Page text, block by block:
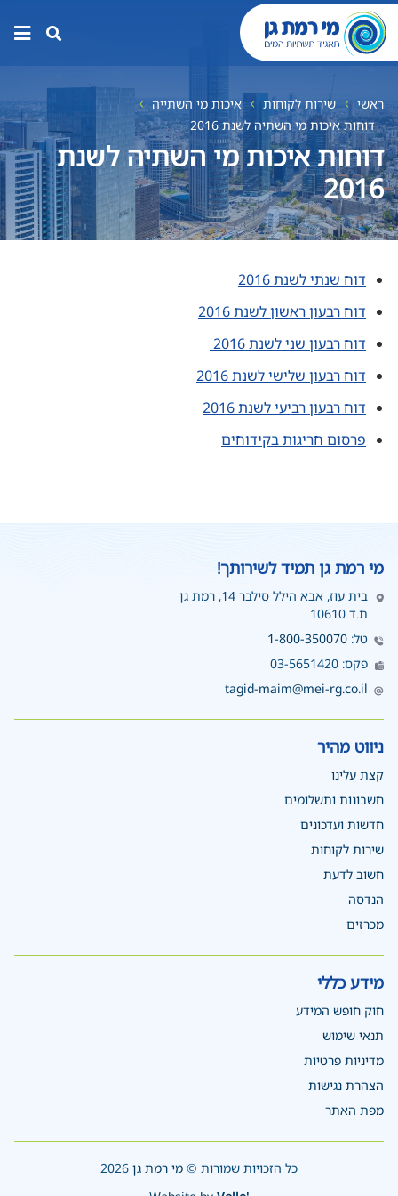
ראשי שירות לקוחות
איכות מי השתייה
דוחות איכות מי השתיה לשנת 2016
דוחות איכות מי השתיה לשנת
2016
דוח שנתי לשנת 2016
דוח רבעון ראשון לשנת 2016
דוח רבעון שני לשנת 2016
דוח רבעון שלישי לשנת 2016
דוח רבעון רביעי לשנת 2016
פרסום חריגות בקידוחים
מי רמת גן תמיד לשירותך!
בית עוז, אבא הילל סילבר 14, רמת גן
ת.ד 10610
טל: 1-800-350070
פקס: 03-5651420
tagid-maim@mei-rg.co.il
ניווט מהיר
קצת עלינו
חשבונות ותשלומים
חדשות ועדכונים
שירות לקוחות
חשוב לדעת
הנדסה
מכרזים
מידע כללי
חוק חופש המידע
תנאי שימוש
מדיניות פרטיות
הצהרת נגישות
מפת האתר
כל הזכויות שמורות © מי רמת גן